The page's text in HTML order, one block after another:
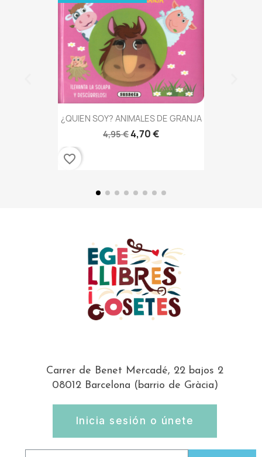
¿QUIEN SOY? ANIMALES DE GRANJA
4,95 €4,70 €
favorite_border
Carrer de Benet Mercadé, 22 bajos 2
08012 Barcelona (barrio de Gràcia)
Inicia sesión o únete